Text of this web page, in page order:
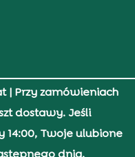
| Przy zamówieniach
dostawy. Jeśli
14:00, Twoje ulubione
dnia.